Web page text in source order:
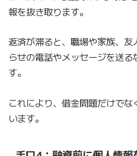
報を抜き取ります。
返済が滞ると、職場や家族、
らせの電話やメッセージを送
す。
これにより、借金問題だけで
います。